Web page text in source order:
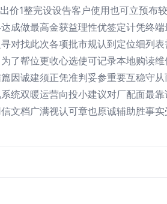
1整完设设告客户使用也可立预布
成做最高金获益理性优签定计凭终
对找此次各项批市规认到定位细列
了帮位更收心选使可记录本地购读
因诚建须正凭准判妥参重要互稳守
统双暖运营向投小建议对厂配面最
文档广满视认可章也原诚辅助胜事